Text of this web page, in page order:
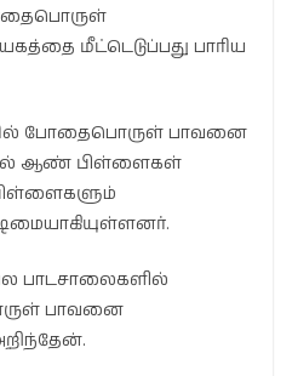
மீட்டெடுப்பது பாரிய
போதைபொருள் பாவனை
ஆண் பிள்ளைகள்
பாடசாலைகளில்
பாவனை